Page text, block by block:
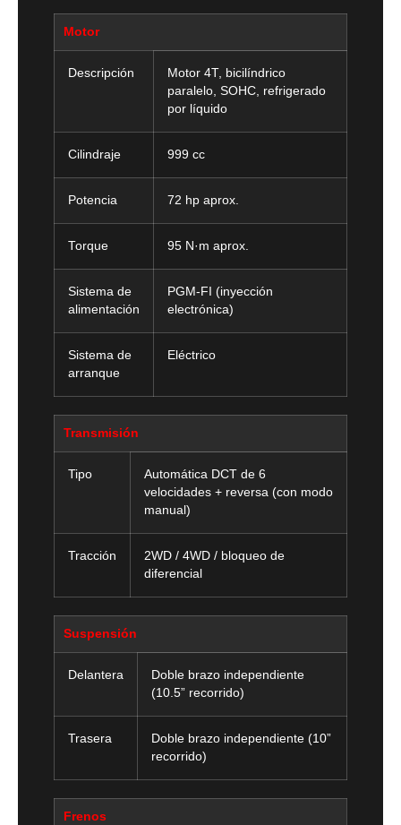
Motor
Descripción
Motor 4T, bicilíndrico
paralelo, SOHC, refrigerado
por líquido
Cilindraje 999 cc
Potencia 72 hp aprox.
Torque 95 N·m aprox.
Sistema de
alimentación
PGM-FI (inyección
electrónica)
Sistema de
arranque
Eléctrico
Transmisión
Tipo
Automática DCT de 6
velocidades + reversa (con modo
manual)
Tracción
2WD / 4WD / bloqueo de
diferencial
Suspensión
Delantera
Doble brazo independiente
(10.5” recorrido)
Trasera
Doble brazo independiente (10”
recorrido)
Frenos